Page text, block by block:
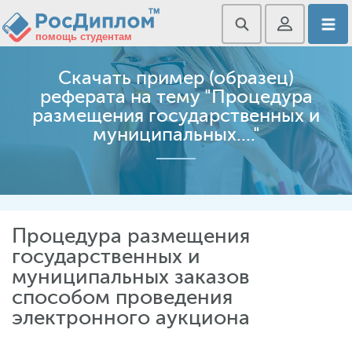
Скачать пример (образец)
реферата на тему "Процедура
размещения государственных и
муниципальных...."
Процедура размещения
государственных и
муниципальных заказов
способом проведения
электронного аукциона